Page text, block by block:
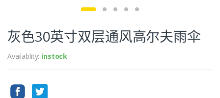
灰色30英寸双层通风高尔夫雨伞
Availablity: instock